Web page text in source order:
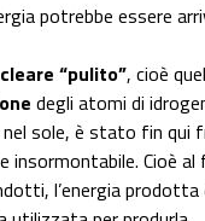
potrebbe essere
“pulito”, cioè
degli atomi di
sole, è stato fin qui
insormontabile. Cioè
l’energia